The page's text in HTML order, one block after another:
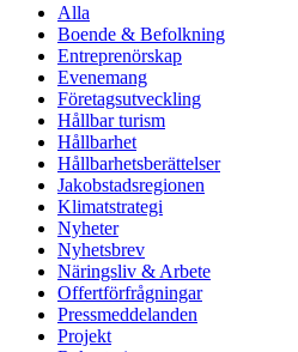
Alla
Boende & Befolkning
Entreprenörskap
Evenemang
Företagsutveckling
Hållbar turism
Hållbarhet
Hållbarhetsberättelser
Jakobstadsregionen
Klimatstrategi
Nyheter
Nyhetsbrev
Näringsliv & Arbete
Offertförfrågningar
Pressmeddelanden
Projekt